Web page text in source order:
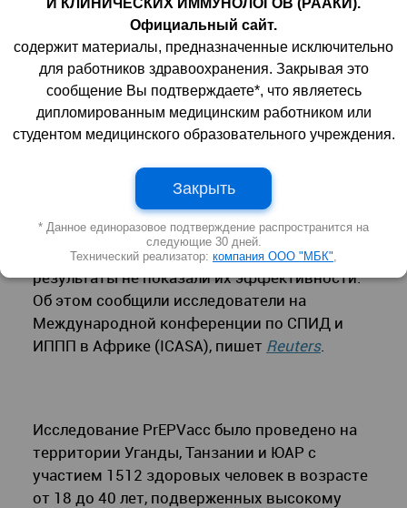
продемонстрировать эффективность в ходе
клинических исследований. Испытания
проводились на африканском континенте
при участии более 1500 здоровых пациентов
с высоким риском заражения инфекцией.
Испытание комбинированных
экспериментальных вакцин для
профилактики ВИЧ было досрочно
прекращено, так как предварительные
результаты не показали их эффективности.
Об этом сообщили исследователи на
Международной конференции по СПИД и
ИППП в Африке (ICASA), пишет Reuters.
Исследование PrEPVacc было проведено на
территории Уганды, Танзании и ЮАР с
участием 1512 здоровых человек в возрасте
от 18 до 40 лет, подверженных высокому
И КЛИНИЧЕСКИХ ИММУНОЛОГОВ (РААКИ).
Официальный сайт.
содержит материалы, предназначенные исключительно
для работников здравоохранения. Закрывая это
сообщение Вы подтверждаете*, что являетесь
дипломированным медицинским работником или
студентом медицинского образовательного учреждения.
Закрыть
* Данное единоразовое подтверждение распространится на
следующие 30 дней.
Технический реализатор: компания ООО "МБК",